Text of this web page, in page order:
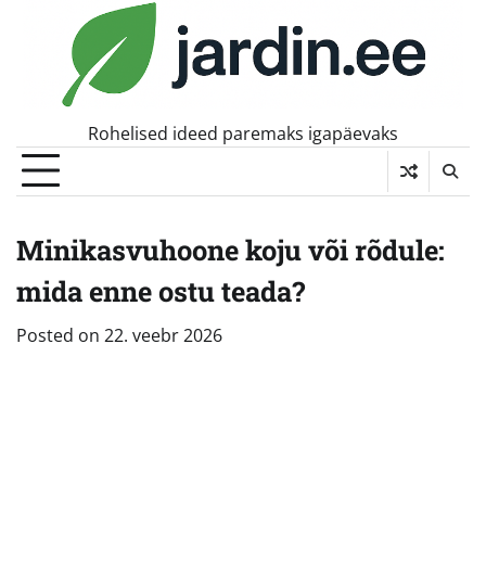
Rohelised ideed paremaks igapäevaks
Minikasvuhoone koju või rõdule:
mida enne ostu teada?
Posted on 22. veebr 2026